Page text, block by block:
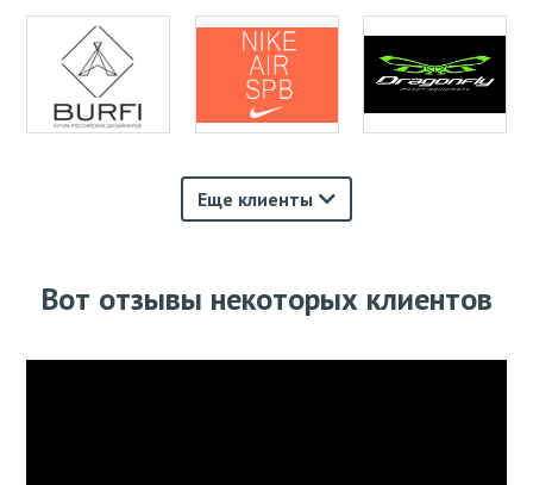
Еще клиенты
Вот отзывы некоторых клиентов